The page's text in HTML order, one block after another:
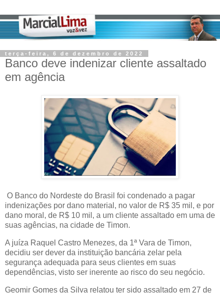
terça-feira, 6 de dezembro de 2022
Banco deve indenizar cliente assaltado
em agência
O Banco do Nordeste do Brasil foi condenado a pagar
indenizações por dano material, no valor de R$ 35 mil, e por
dano moral, de R$ 10 mil, a um cliente assaltado em uma de
suas agências, na cidade de Timon.
A juíza Raquel Castro Menezes, da 1ª Vara de Timon,
decidiu ser dever da instituição bancária zelar pela
segurança adequada para seus clientes em suas
dependências, visto ser inerente ao risco do seu negócio.
Geomir Gomes da Silva relatou ter sido assaltado em 27 de